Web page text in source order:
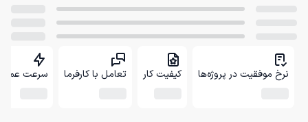
نرخ موفقیت در پروژه‌ها کیفیت کار تعامل با کارفرما سرعت عمل